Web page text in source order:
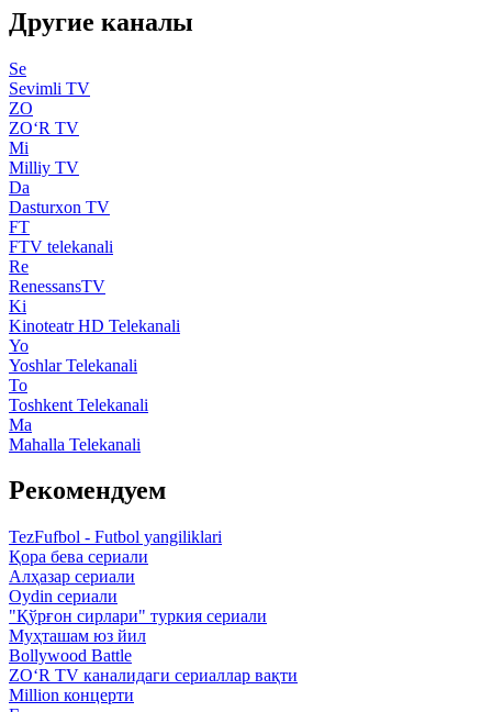
Другие каналы
Se
Sevimli TV
ZO
ZO‘R TV
Mi
Milliy TV
Da
Dasturxon TV
FT
FTV telekanali
Re
RenessansTV
Ki
Kinoteatr HD Telekanali
Yo
Yoshlar Telekanali
To
Toshkent Telekanali
Ma
Mahalla Telekanali
Рекомендуем
TezFufbol - Futbol yangiliklari
Қора бева сериали
Алҳазар сериали
Oydin сериали
"Қўрғон сирлари" туркия сериали
Муҳташам юз йил
Bollywood Battle
ZO‘R TV каналидаги сериаллар вақти
Million концерти